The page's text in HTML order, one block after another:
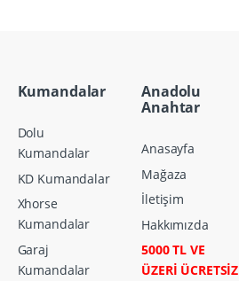
Kumandalar
Dolu
Kumandalar
KD Kumandalar
Xhorse
Kumandalar
Garaj
Kumandalar
Anadolu
Anahtar
Anasayfa
Mağaza
İletişim
Hakkımızda
5000 TL VE
ÜZERİ ÜCRETSİZ